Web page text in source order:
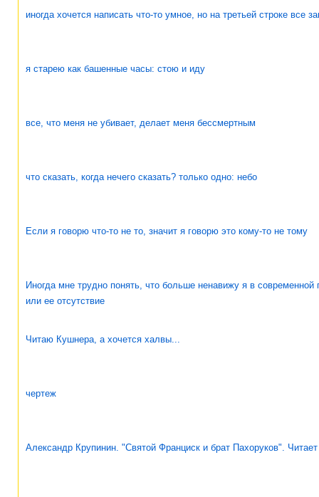
иногда хочется написать что-то умное, но на третьей строке все
я старею как башенные часы: стою и иду
все, что меня не убивает, делает меня бессмертным
что сказать, когда нечего сказать? только одно: небо
Если я говорю что-то не то, значит я говорю это кому-то не тому
Иногда мне трудно понять, что больше ненавижу я в современной
или ее отсутствие
Читаю Кушнера, а хочется халвы...
чертеж
Александр Крупинин. "Святой Франциск и брат Пахоруков".